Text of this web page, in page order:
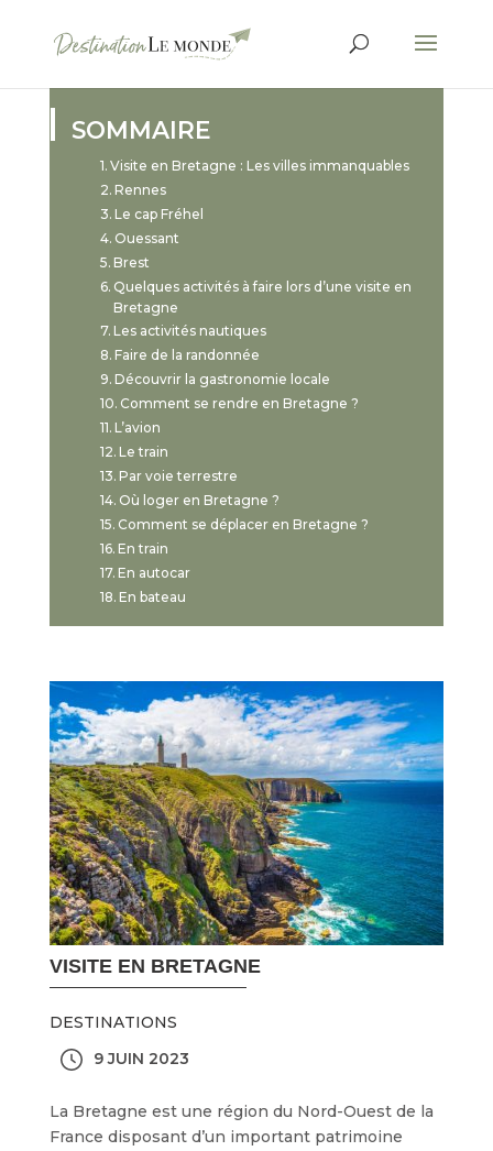
SOMMAIRE
Visite en Bretagne : Les villes immanquables
Rennes
Le cap Fréhel
Ouessant
Brest
Quelques activités à faire lors d’une visite en
Bretagne
Les activités nautiques
Faire de la randonnée
Découvrir la gastronomie locale
Comment se rendre en Bretagne ?
L’avion
Le train
Par voie terrestre
Où loger en Bretagne ?
Comment se déplacer en Bretagne ?
En train
En autocar
En bateau
VISITE EN BRETAGNE
DESTINATIONS
9 JUIN 2023
La Bretagne est une région du Nord-Ouest de la
France disposant d’un important patrimoine